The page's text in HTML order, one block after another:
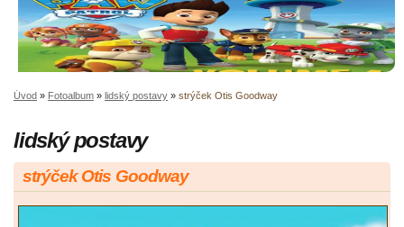
Úvod » Fotoalbum » lidský postavy » strýček Otis Goodway
lidský postavy
strýček Otis Goodway